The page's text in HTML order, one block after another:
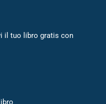
il tuo libro gratis con